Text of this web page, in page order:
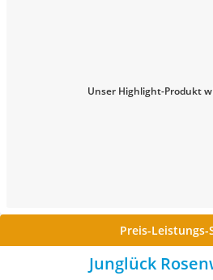
Unser Highlight-Produkt
Preis-Leistungs-
Junglück